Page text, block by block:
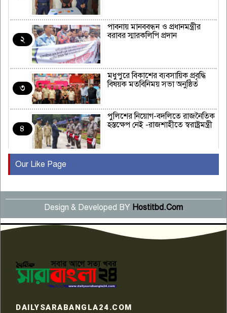
২
পাবনায় মানববন্ধন ও প্রধানমন্ত্রীর
বরাবর স্মারকলিপি প্রদান
৩
মধুপুরে বিকাশের ব্যবসায়িক প্রবৃদ্ধি
বিষয়ক মতবিনিময় সভা অনুষ্ঠিত
৪
পুলিশের নিয়োগ-বদলিতে রাজনৈতিক
হস্তক্ষেপ নেই -রাজশাহীতে স্বরাষ্ট্রমন্ত্রী
৫
বছর পূর্তি উদযাপন
৬
সংবাদ সম্মেলনে অভিযোগ অস্বীকার
উদ্দেশ্য প্রণোদিত সংবাদ প্রকাশের
প্রতিবাদ নাজির হাসানের
৭
কেটে ঘরে ঢুকে স্কুল শিক্ষিকাকে হত্যা
টয়লেটের ট্যাংকি থেকে লাশ উদ্ধার
রাজশাহীতে সন্ত্রাসী হামলায় গুরুতর
Our Like Page
Design & Developed BY Hostitbd.Com
DAILYSARABANGLA24.COM